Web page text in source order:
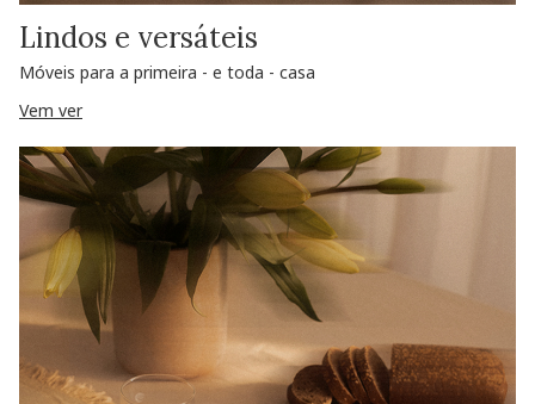
Lindos e versáteis
Móveis para a primeira - e toda - casa
Vem ver